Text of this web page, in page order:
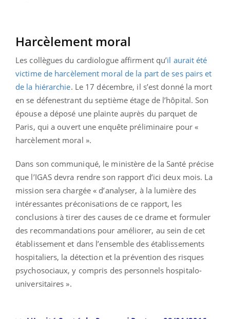
Harcèlement moral
Les collègues du cardiologue affirment qu’il aurait été
victime de harcèlement moral de la part de ses pairs et
de la hiérarchie. Le 17 décembre, il s’est donné la mort
en se défenestrant du septième étage de l’hôpital. Son
épouse a déposé une plainte auprès du parquet de
Paris, qui a ouvert une enquête préliminaire pour «
harcèlement moral ».
Dans son communiqué, le ministère de la Santé précise
que l’IGAS devra rendre son rapport d’ici deux mois. La
mission sera chargée « d’analyser, à la lumière des
intéressantes préconisations de ce rapport, les
conclusions à tirer des causes de ce drame et formuler
des recommandations pour améliorer, au sein de cet
établissement et dans l’ensemble des établissements
hospitaliers, la détection et la prévention des risques
psychosociaux, y compris des personnels hospitalo-
universitaires ».